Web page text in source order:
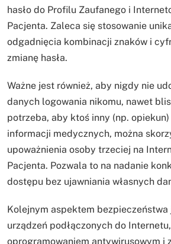
hasło do Profilu Zaufanego i
Pacjenta. Zaleca się stosowanie
odgadnięcia kombinacji znaków i
zmianę hasła.
Ważne jest również, aby nigdy nie
danych logowania nikomu, nawet
potrzeba, aby ktoś inny (np.
informacji medycznych, można
upoważnienia osoby trzeciej na
Pacjenta. Pozwala to na nadanie
dostępu bez ujawniania własnych
Kolejnym aspektem
urządzeń podłączonych do
oprogramowaniem antywirusowym i